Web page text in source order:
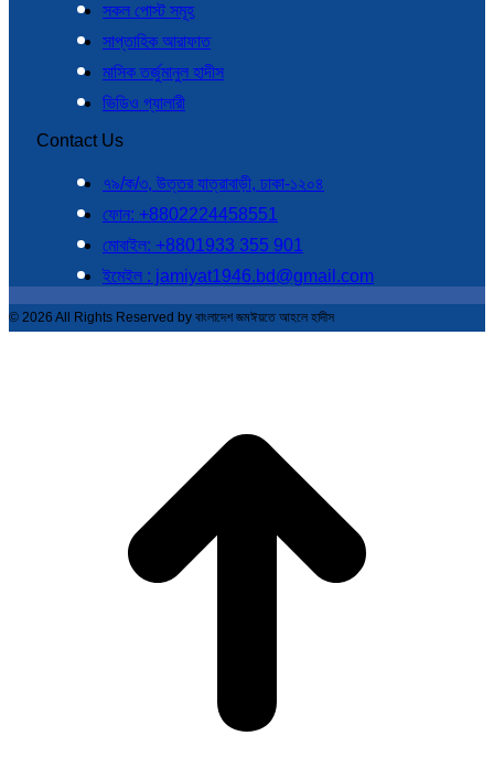
সকল পোস্ট সমূহ
সাপ্তাহিক আরাফাত
মাসিক তর্জুমানুল হাদীস
ভিডিও গ্যালারী
Contact Us
৭৯/ক/৩, উত্তর যাত্রাবাড়ী, ঢাকা-১২০৪
ফোন: +8802224458551
মোবাইল: +8801933 355 901
ইমেইল : jamiyat1946.bd@gmail.com
© 2026 All Rights Reserved by বাংলাদেশ জমঈয়তে আহলে হাদীস